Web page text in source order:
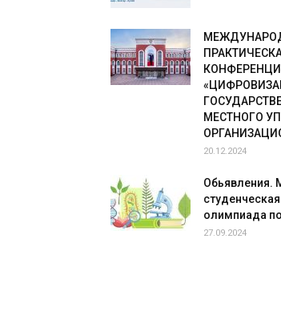
МЕСТНОГО
20.12.2024
Обьявления.
олимпиада
27.09.2024